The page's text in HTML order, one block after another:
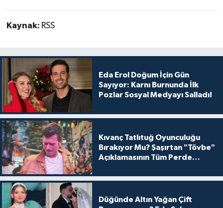
Kaynak: RSS
Eda Erol Doğum İçin Gün
Sayıyor: Karnı Burnunda İlk
Pozlar Sosyal Medyayı Salladı!
Kıvanç Tatlıtuğ Oyunculuğu
Bırakıyor Mu? Şaşırtan "Tövbe"
Açıklamasının Tüm Perde
Düğünde Altın Yağan Çift